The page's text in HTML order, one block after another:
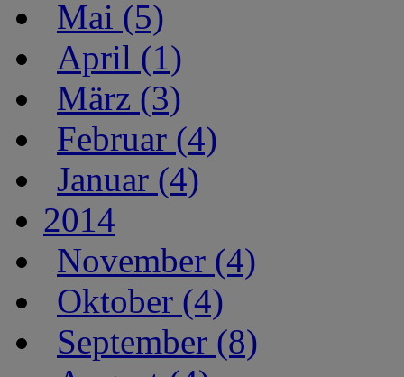
Mai (5)
April (1)
März (3)
Februar (4)
Januar (4)
2014
November (4)
Oktober (4)
September (8)